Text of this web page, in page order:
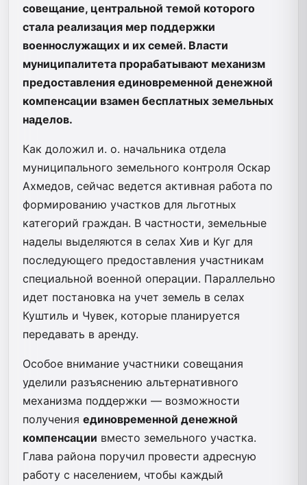
совещание, центральной темой которого
стала реализация мер поддержки
военнослужащих и их семей. Власти
муниципалитета прорабатывают механизм
предоставления единовременной денежной
компенсации взамен бесплатных земельных
наделов.
Как доложил и. о. начальника отдела
муниципального земельного контроля Оскар
Ахмедов, сейчас ведется активная работа по
формированию участков для льготных
категорий граждан. В частности, земельные
наделы выделяются в селах Хив и Куг для
последующего предоставления участникам
специальной военной операции. Параллельно
идет постановка на учет земель в селах
Куштиль и Чувек, которые планируется
передавать в аренду.
Особое внимание участники совещания
уделили разъяснению альтернативного
механизма поддержки — возможности
получения единовременной денежной
компенсации вместо земельного участка.
Глава района поручил провести адресную
работу с населением, чтобы каждый